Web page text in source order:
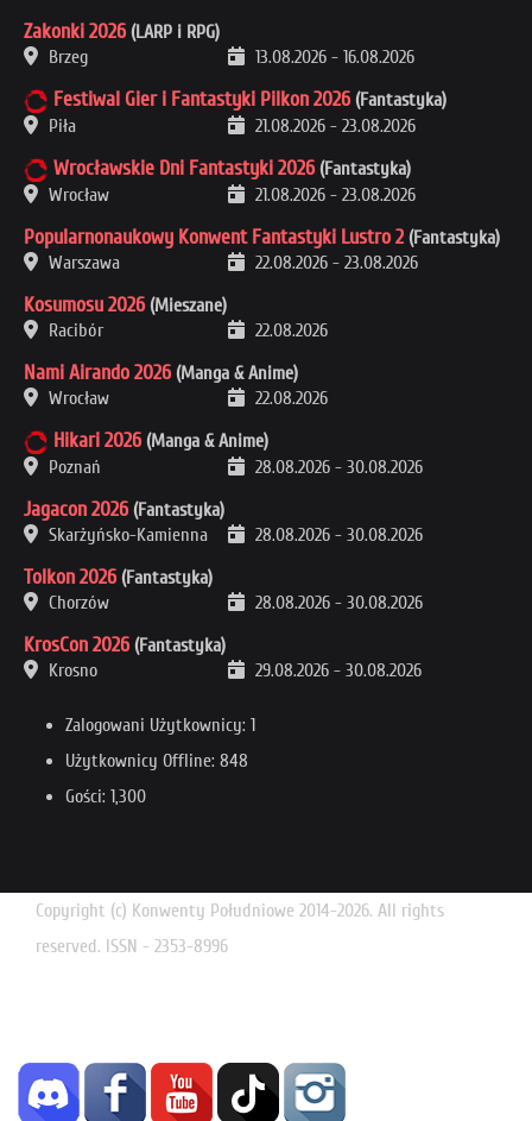
Zakonki 2026 (LARP i RPG)
Brzeg
13.08.2026 - 16.08.2026
Festiwal Gier i Fantastyki Pilkon 2026 (Fantastyka)
Piła
21.08.2026 - 23.08.2026
Wrocławskie Dni Fantastyki 2026 (Fantastyka)
Wrocław
21.08.2026 - 23.08.2026
Popularnonaukowy Konwent Fantastyki Lustro 2 (Fantastyka)
Warszawa
22.08.2026 - 23.08.2026
Kosumosu 2026 (Mieszane)
Racibór
22.08.2026
Nami Airando 2026 (Manga & Anime)
Wrocław
22.08.2026
Hikari 2026 (Manga & Anime)
Poznań
28.08.2026 - 30.08.2026
Jagacon 2026 (Fantastyka)
Skarżyńsko-Kamienna
28.08.2026 - 30.08.2026
Tolkon 2026 (Fantastyka)
Chorzów
28.08.2026 - 30.08.2026
KrosCon 2026 (Fantastyka)
Krosno
29.08.2026 - 30.08.2026
Zalogowani Użytkownicy: 1
Użytkownicy Offline: 848
Gości: 1,300
Copyright (c) Konwenty Południowe 2014-2026. All rights
reserved. ISSN - 2353-8996